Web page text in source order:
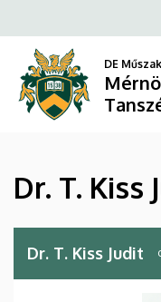
Kiss
Judit
Mérnöki
Tanszék
a
tartalomra
DE
Dr. T. Kiss
Dr. T. Kiss Judit